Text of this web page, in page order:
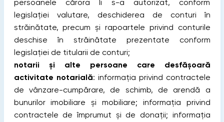
persoanele cărora li s-a autorizat, conform
legislației valutare, deschiderea de conturi în
străinătate, precum și rapoartele privind conturile
deschise în străinătate prezentate conform
legislației de titularii de conturi;
notarii și alte persoane care desfășoară
activitate notarială: informația privind contractele
de vânzare-cumpărare, de schimb, de arendă a
bunurilor imobiliare și mobiliare; informația privind
contractele de împrumut și de donații; informația